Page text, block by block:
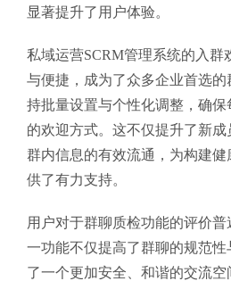
显著提升了用户体验。
私域运营SCRM管理系统的入群
与便捷，成为了众多企业首选
持批量设置与个性化调整，确
的欢迎方式。这不仅提升了新
群内信息的有效流通，为构建
供了有力支持。
用户对于群聊质检功能的评价
一功能不仅提高了群聊的规范
了一个更加安全、和谐的交流